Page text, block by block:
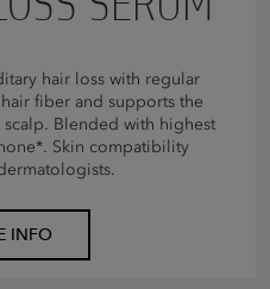
hair loss with regular
fiber and supports the
Blended with highest
Skin compatibility
INFO